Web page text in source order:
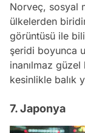
Norveç, sosyal
ülkelerden
görüntüsü ile
şeridi boyunca
inanılmaz
kesinlikle balık
7. Japonya